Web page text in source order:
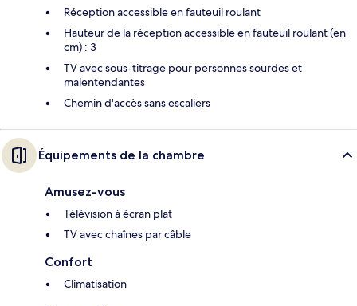
Réception accessible en fauteuil roulant
Hauteur de la réception accessible en fauteuil roulant (en
cm) : 3
TV avec sous-titrage pour personnes sourdes et
malentendantes
Chemin d'accès sans escaliers
Équipements de la chambre
Amusez-vous
Télévision à écran plat
TV avec chaînes par câble
Confort
Climatisation